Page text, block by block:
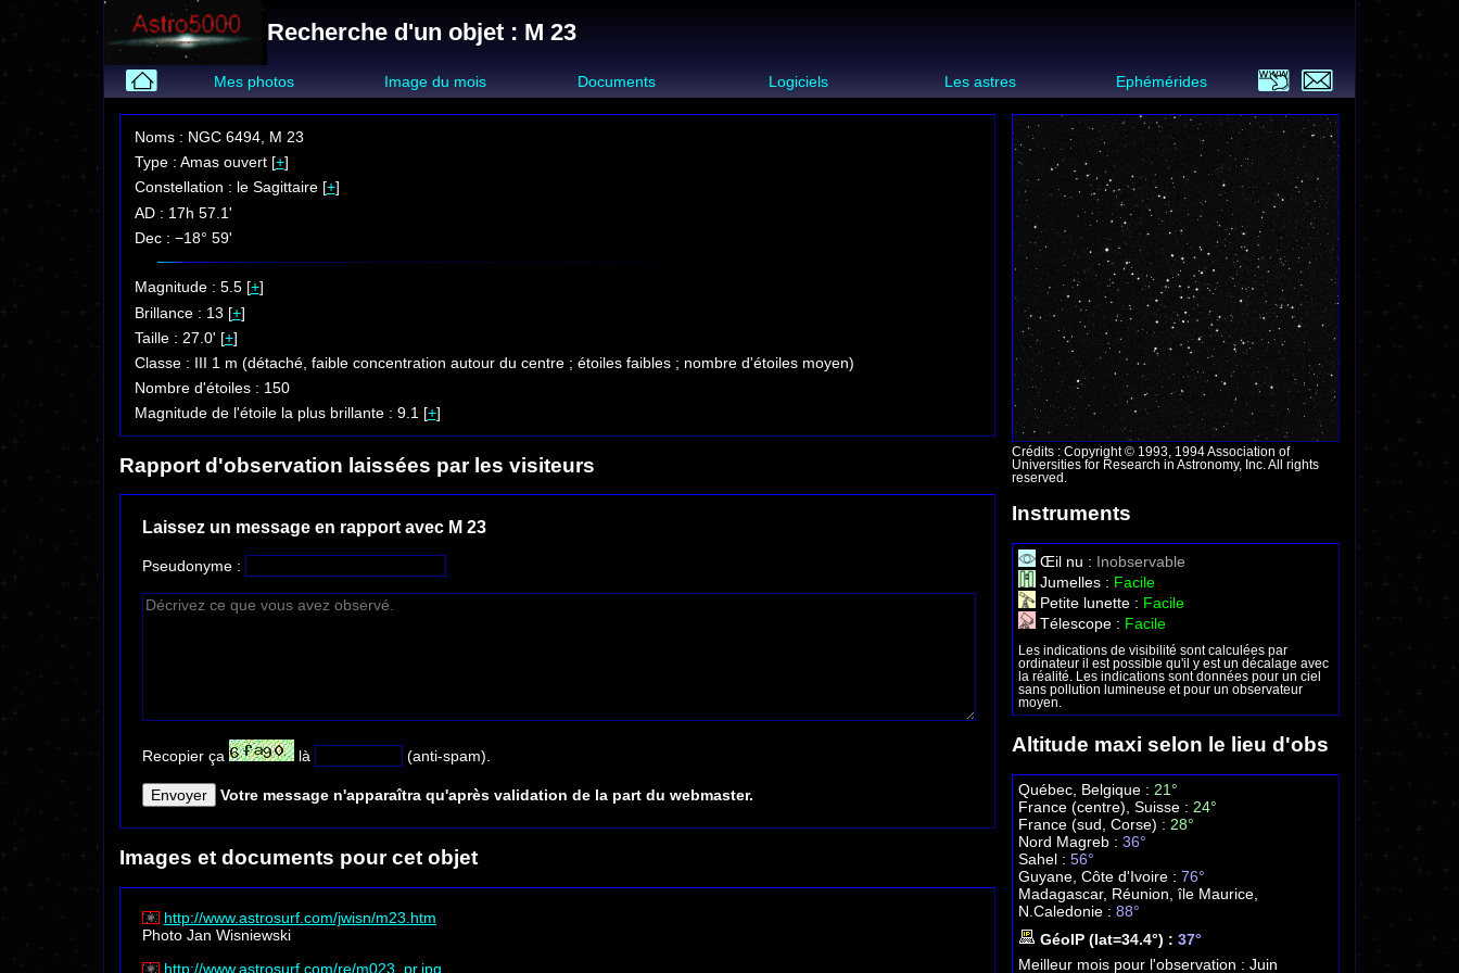
Recherche d'un objet : M 23
Mes photos Image du mois Documents Logiciels Les astres Ephémérides
Noms : NGC 6494, M 23
Type : Amas ouvert [+]
Constellation : le Sagittaire [+]
AD : 17h 57.1'
Dec : −18° 59'
Magnitude : 5.5 [+]
Brillance : 13 [+]
Taille : 27.0' [+]
Classe : III 1 m (détaché, faible concentration autour du centre ; étoiles faibles ; nombre d'étoiles moyen)
Nombre d'étoiles : 150
Magnitude de l'étoile la plus brillante : 9.1 [+]
Crédits : Copyright © 1993, 1994 Association of
Universities for Research in Astronomy, Inc. All rights
reserved.
Instruments
Œil nu : Inobservable
Jumelles : Facile
Petite lunette : Facile
Télescope : Facile
Les indications de visibilité sont calculées par
ordinateur il est possible qu'il y est un décalage avec
la réalité. Les indications sont données pour un ciel
sans pollution lumineuse et pour un observateur
moyen.
Altitude maxi selon le lieu d'obs
Québec, Belgique : 21°
France (centre), Suisse : 24°
France (sud, Corse) : 28°
Nord Magreb : 36°
Sahel : 56°
Guyane, Côte d'Ivoire : 76°
Madagascar, Réunion, île Maurice,
N.Caledonie : 88°
GéoIP (lat=34.4°) : 37°
Meilleur mois pour l'observation : Juin
Rapport d'observation laissées par les visiteurs
Laissez un message en rapport avec M 23
Pseudonyme :
Recopier ça là (anti-spam).
Votre message n'apparaîtra qu'après validation de la part du webmaster.
Images et documents pour cet objet
http://www.astrosurf.com/jwisn/m23.htm
Photo Jan Wisniewski
http://www.astrosurf.com/re/m023_pr.jpg